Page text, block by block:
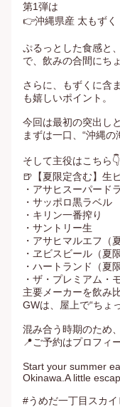
第1弾は
👉沖縄県産 太もずく
ぷるっとした食感と
で、飲みの合間にち
さらに、もずくに含
も嬉しいポイント。
今回は最初の突出し
まずは一口、“沖縄の
そして主役はこちら👇
🍺【夏限定含む】生
・アサヒスーパード
・サッポロ黒ラベル
・キリン一番搾り
・サントリー生
・アサヒマルエフ（
・ヱビスビール（夏
・ハートランド（夏
・ザ・プレミアム・
主要メーカーを飲み
GWは、屋上で“ちょ
混み合う時期のため
📍ご予約はプロフィ
Start your summer
Okinawa.A little
#うめだ一丁目スカ